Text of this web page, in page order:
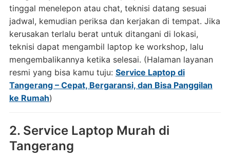
tinggal menelepon atau chat, teknisi datang sesuai
jadwal, kemudian periksa dan kerjakan di tempat. Jika
kerusakan terlalu berat untuk ditangani di lokasi,
teknisi dapat mengambil laptop ke workshop, lalu
mengembalikannya ketika selesai. (Halaman layanan
resmi yang bisa kamu tuju: Service Laptop di
Tangerang – Cepat, Bergaransi, dan Bisa Panggilan
ke Rumah)
2. Service Laptop Murah di
Tangerang